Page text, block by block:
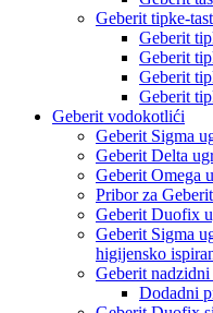
Geberit tipke-
Geberit
Geberit
Geberit
Geberit
Geberit vodokotlići
Geberit Sigma
Geberit Delta
Geberit Omega
Pribor za
Geberit Duofix
Geberit Sigma
higijensko
Geberit
Dodadni